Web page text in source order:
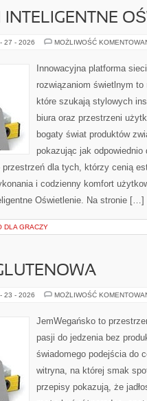
27 - 2026 MOŻLIWOŚĆ
Innowacyjna platforma
rozwiązaniom świetlnym
które szukają stylowych
biura oraz przestrzeni
bogaty świat produktów
pokazując jak odpowiednio
dla tych, którzy cenią
i codzienny komfort
Oświetlenie. Na stronie […]
DLA GRACZY
23 - 2026 MOŻLIWOŚĆ
JemWegańsko to
pasji do jedzenia bez
świadomego podejścia do
witryna, na której smak
przepisy pokazują, że